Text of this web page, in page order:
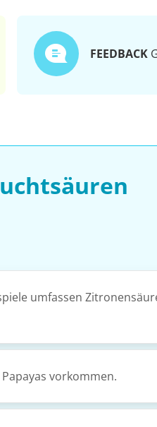
FEEDBACK
umfassen
vorkommen.